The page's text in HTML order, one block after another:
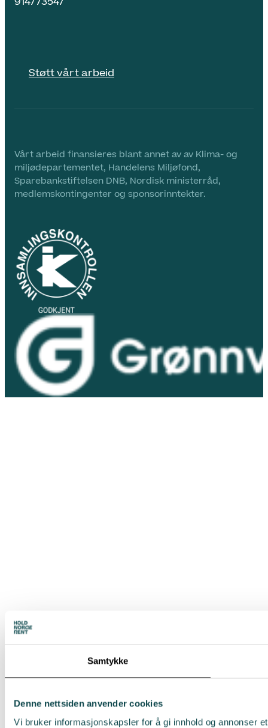
Samtykke
Denne nettsiden anvender cookies
Vi bruker informasjonskapsler for å gi innhold og annonser
Støtt vårt arbeid
Vårt arbeid finansieres blant annet av av Klima- og
miljødepartementet, Handelens Miljøfond,
Sparebankstiftelsen DNB, Nordisk ministerråd,
medlemskontingenter og sponsorinntekter.